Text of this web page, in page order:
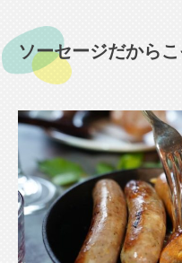
ソーセージだから